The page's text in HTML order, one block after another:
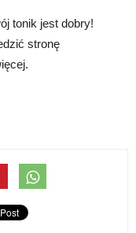
tonik jest dobry!
stronę